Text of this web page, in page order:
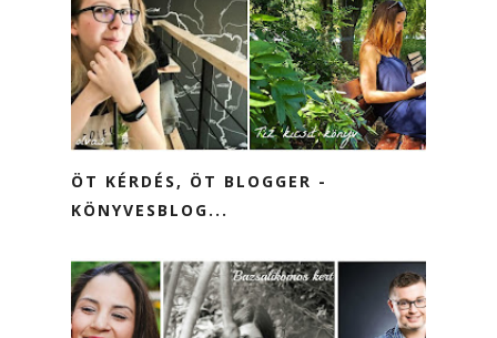
ÖT KÉRDÉS, ÖT BLOGGER -
KÖNYVESBLOG...